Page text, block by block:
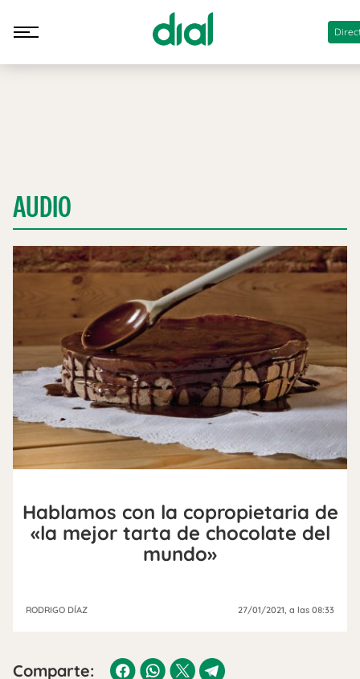
AUDIO
Hablamos con la copropietaria de
«la mejor tarta de chocolate del
mundo»
RODRIGO DÍAZ 27/01/2021 , a las 08:33
Comparte: